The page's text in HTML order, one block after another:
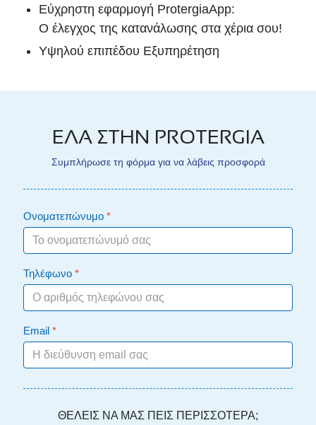
Εύχρηστη εφαρμογή ProtergiaApp:
Ο έλεγχος της κατανάλωσης στα χέρια σου!
Υψηλού επιπέδου Εξυπηρέτηση
ΕΛΑ ΣΤΗΝ PROTERGIA
Συμπλήρωσε τη φόρμα για να λάβεις προσφορά
Ονοματεπώνυμο *
Τηλέφωνο *
Email *
ΘΕΛΕΙΣ ΝΑ ΜΑΣ ΠΕΙΣ ΠΕΡΙΣΣΟΤΕΡΑ;